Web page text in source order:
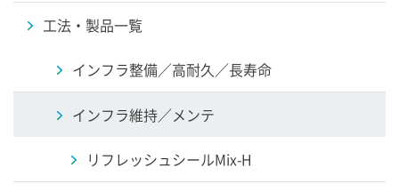
工法・製品一覧
インフラ整備／高耐久／長寿命
インフラ維持／メンテ
リフレッシュシールMix-H